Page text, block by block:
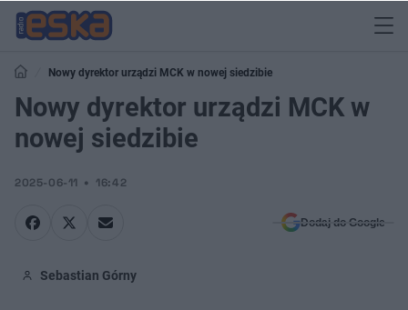
Nowy dyrektor urządzi MCK w nowej siedzibie
Nowy dyrektor urządzi MCK w
nowej siedzibie
2025-06-11 16:42
Dodaj do Google
Sebastian Górny